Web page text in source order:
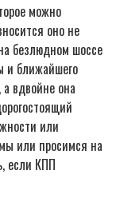
можно
оно не
безлюдном шоссе
и ближайшего
а вдвойне она
или
или просимся на
если КПП